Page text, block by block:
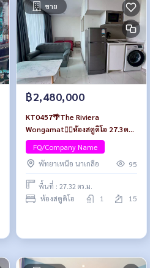
ขาย
฿2,480,000
KT0457🌴The Riviera
Wongamat🏄‍♂️ห้องสตูดิโอ 27.3ตรม
ตึก B ชั้น 15🏖️วิวเมือง พร้อม
เฟอร์นิเจอร์
FQ/Company Name
พัทยาเหนือ นาเกลือ
95
พื้นที่ : 27.32 ตร.ม.
ห้องสตูดิโอ 1 15